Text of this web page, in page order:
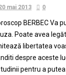
mai 2013 0
BERBEC Va
Poate avea
libertatea
despre aceste
pentru a putea